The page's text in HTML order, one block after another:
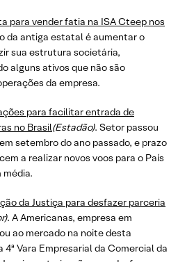
para vender fatia na ISA Cteep nos
da antiga estatal é aumentar o
sua estrutura societária,
alguns ativos que não são
da empresa.
para facilitar entrada de
no Brasil(Estadão). Setor passou
setembro do ano passado, e prazo
a realizar novos voos para o País
média.
da Justiça para desfazer parceria
. A Americanas, empresa em
ao mercado na noite desta
Vara Empresarial da Comercial da